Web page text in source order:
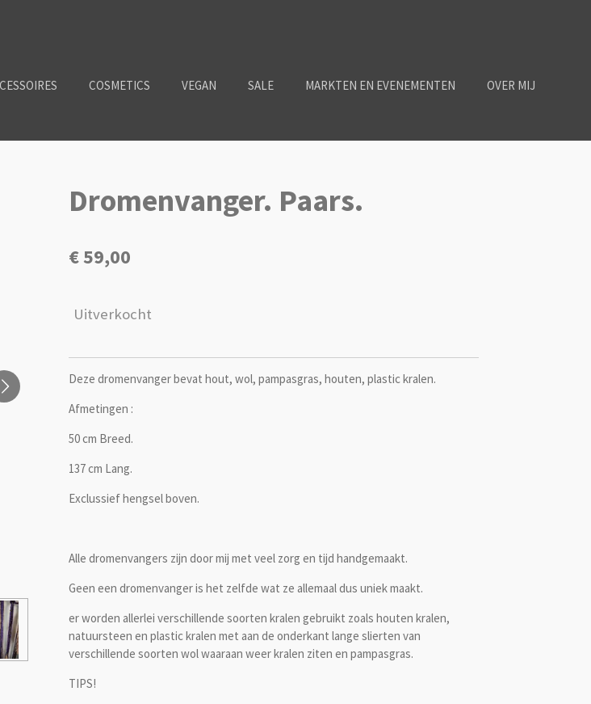
COSMETICS VEGAN SALE MARKTEN EN EVENEMENTEN
OVER MIJ
Dromenvanger. Paars.
€ 59,00
Uitverkocht
Deze dromenvanger bevat hout, wol, pampasgras, houten, plastic kralen.
Afmetingen :
50 cm Breed.
137 cm Lang.
Exclussief hengsel boven.
Alle dromenvangers zijn door mij met veel zorg en tijd handgemaakt.
Geen een dromenvanger is het zelfde wat ze allemaal dus uniek maakt.
er worden allerlei verschillende soorten kralen gebruikt zoals houten kralen,
natuursteen en plastic kralen met aan de onderkant lange slierten van
verschillende soorten wol waaraan weer kralen ziten en pampasgras.
TIPS!